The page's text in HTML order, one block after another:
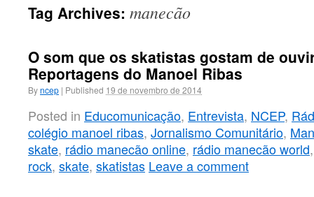
Tag Archives: manecão
O som que os skatistas gostam de
Reportagens do Manoel Ribas
Byncep | Published 19 de novembro de 2014
Posted in Educomunicação, Entrevista, NCEP,
colégio manoel ribas, Jornalismo Comunitário,
skate, rádio manecão online, rádio manecão world
rock, skate, skatistas Leave a comment